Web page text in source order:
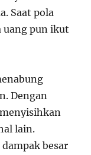
Saat pola
uang pun ikut
Dengan
lain.
besar